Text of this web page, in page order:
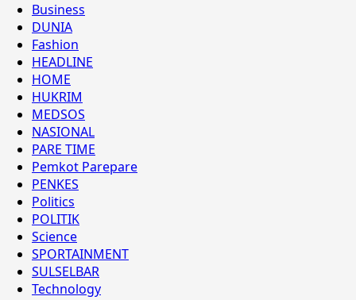
Business
DUNIA
Fashion
HEADLINE
HOME
HUKRIM
MEDSOS
NASIONAL
PARE TIME
Pemkot Parepare
PENKES
Politics
POLITIK
Science
SPORTAINMENT
SULSELBAR
Technology